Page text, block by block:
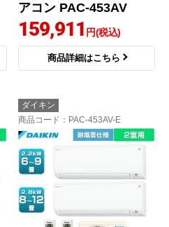
アコン PAC-453AV
159,911 円(税込)
商品詳細はこちら
ダイキン
商品コード ：PAC-453AV-E